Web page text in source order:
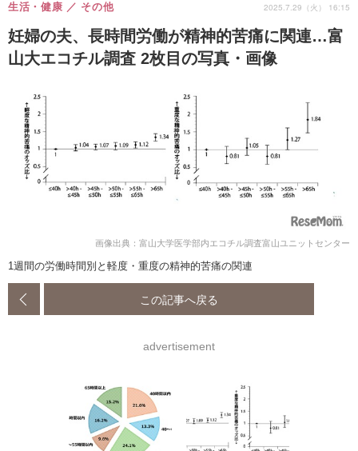
妊婦の夫、長時間労働が精神的苦痛に関連…富
山大エコチル調査 2枚目の写真・画像
生活・健康 その他 2025.7.29（火） 16:15
画像出典：富山大学医学部内エコチル調査富山ユニットセンター
1週間の労働時間別と軽度・重度の精神的苦痛の関連
この記事へ戻る
advertisement